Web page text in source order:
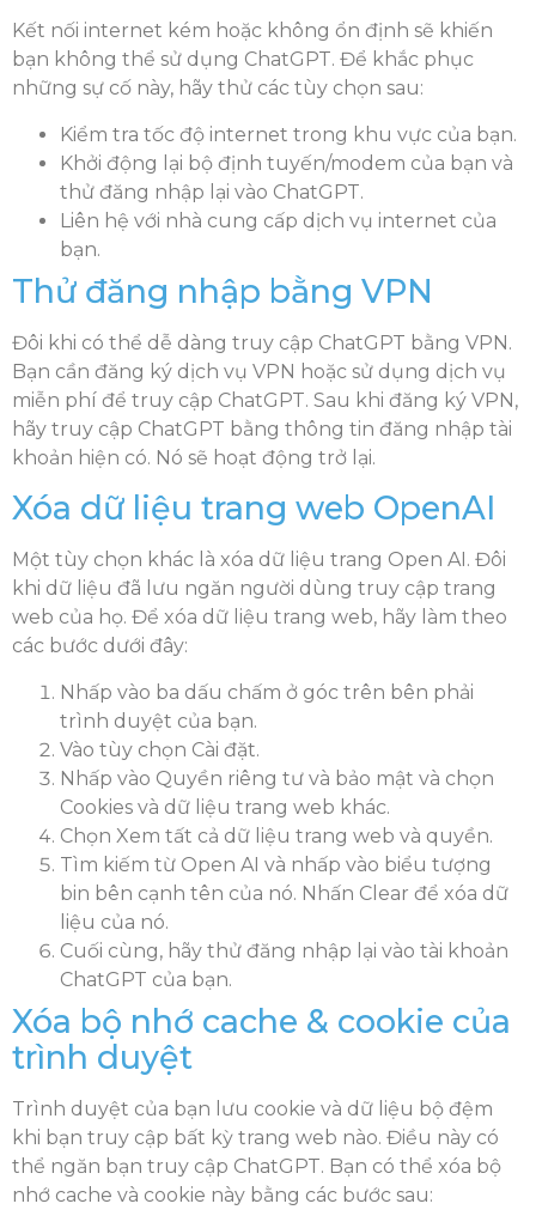
Kết nối internet kém hoặc không ổn định sẽ khiến
bạn không thể sử dụng ChatGPT. Để khắc phục
những sự cố này, hãy thử các tùy chọn sau:
Kiểm tra tốc độ internet trong khu vực của bạn.
Khởi động lại bộ định tuyến/modem của bạn và
thử đăng nhập lại vào ChatGPT.
Liên hệ với nhà cung cấp dịch vụ internet của
bạn.
Thử đăng nhập bằng VPN
Đôi khi có thể dễ dàng truy cập ChatGPT bằng VPN.
Bạn cần đăng ký dịch vụ VPN hoặc sử dụng dịch vụ
miễn phí để truy cập ChatGPT. Sau khi đăng ký VPN,
hãy truy cập ChatGPT bằng thông tin đăng nhập tài
khoản hiện có. Nó sẽ hoạt động trở lại.
Xóa dữ liệu trang web OpenAI
Một tùy chọn khác là xóa dữ liệu trang Open AI. Đôi
khi dữ liệu đã lưu ngăn người dùng truy cập trang
web của họ. Để xóa dữ liệu trang web, hãy làm theo
các bước dưới đây:
Nhấp vào ba dấu chấm ở góc trên bên phải
trình duyệt của bạn.
Vào tùy chọn Cài đặt.
Nhấp vào Quyền riêng tư và bảo mật và chọn
Cookies và dữ liệu trang web khác.
Chọn Xem tất cả dữ liệu trang web và quyền.
Tìm kiếm từ Open AI và nhấp vào biểu tượng
bin bên cạnh tên của nó. Nhấn Clear để xóa dữ
liệu của nó.
Cuối cùng, hãy thử đăng nhập lại vào tài khoản
ChatGPT của bạn.
Xóa bộ nhớ cache & cookie của
trình duyệt
Trình duyệt của bạn lưu cookie và dữ liệu bộ đệm
khi bạn truy cập bất kỳ trang web nào. Điều này có
thể ngăn bạn truy cập ChatGPT. Bạn có thể xóa bộ
nhớ cache và cookie này bằng các bước sau: